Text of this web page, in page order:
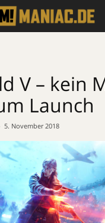
V – kein
Launch
5. November 2018